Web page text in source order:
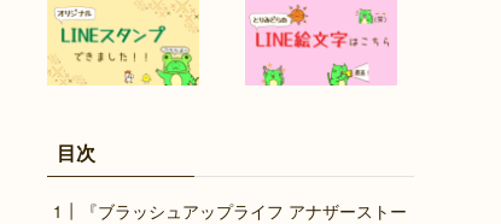
目次
『ブラッシュアップライフ アナザーストー